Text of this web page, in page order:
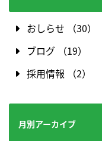
おしらせ （30）
ブログ （19）
採用情報 （2）
月別アーカイブ